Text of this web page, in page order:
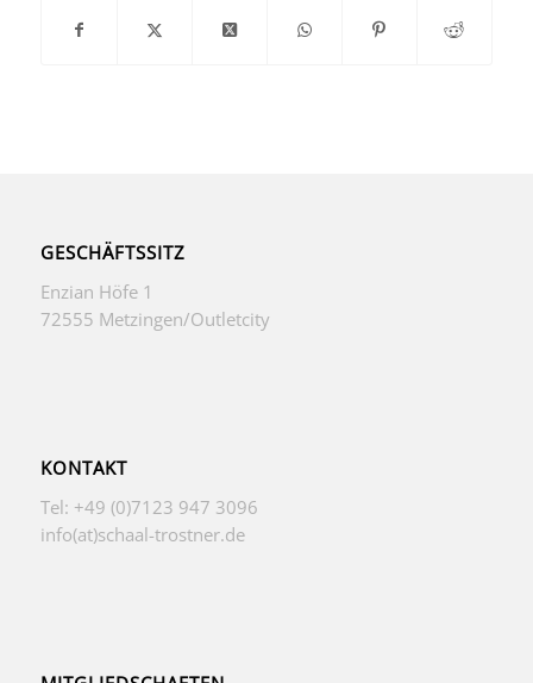
GESCHÄFTSSITZ
Enzian Höfe 1
72555 Metzingen/Outletcity
KONTAKT
Tel: +49 (0)7123 947 3096
info(at)schaal-trostner.de